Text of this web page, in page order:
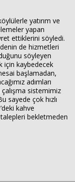
yatırım ve
yapan
ettiklerini söyledi.
de hizmetleri
söyleyen
için kaybedecek
başlamadan,
adımları
sistemimiz
sayede çok hızlı
kahve
talepleri bekletmeden